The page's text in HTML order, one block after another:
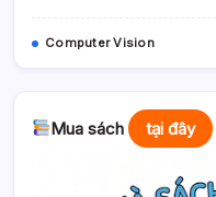
Computer Vision
Mua sách tại đây